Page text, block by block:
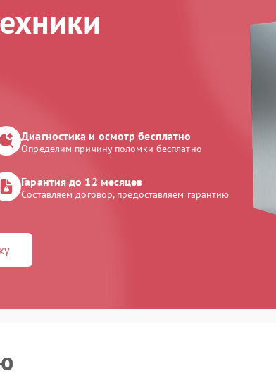
Диагностика и осмотр бесплатно
Определим причину поломки бесплатно
Гарантия до 12 месяцев
Составляем договор, предоставляем гарантию